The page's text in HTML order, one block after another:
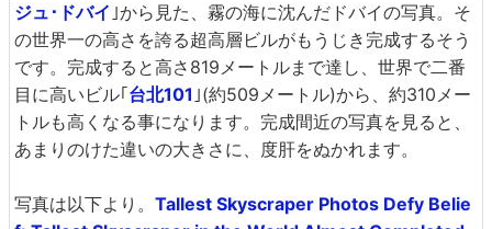
ジュ･ドバイ ｣から見た、霧の海に沈んだドバイの写真。そ
の世界一の高さを誇る超高層ビルがもうじき完成するそう
です。完成すると高さ819メートルまで達し、世界で二番
目に高いビル｢台北101 ｣(約509メートル)から、約310メー
トルも高くなる事になります。完成間近の写真を見ると、
あまりのけた違いの大きさに、度肝をぬかれます。
写真は以下より。 Tallest Skyscraper Photos Defy Belie